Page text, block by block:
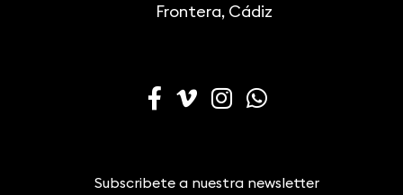
Frontera, Cádiz
Subscribete a nuestra newsletter